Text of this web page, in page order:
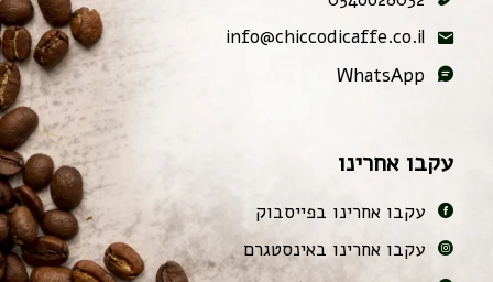
info@chiccodicaffe.co.il
WhatsApp
עקבו אחרינו
עקבו אחרינו בפייסבוק
עקבו אחרינו באינסטגרם